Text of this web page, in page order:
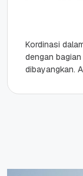
Kordinasi
dengan
dibayangkan.